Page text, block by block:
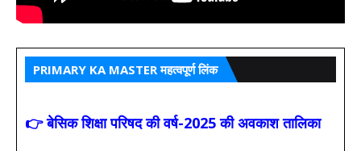
PRIMARY KA MASTER महत्वपूर्ण लिंक
👉 बेसिक शिक्षा परिषद की वर्ष-2025 की अवकाश तालिका